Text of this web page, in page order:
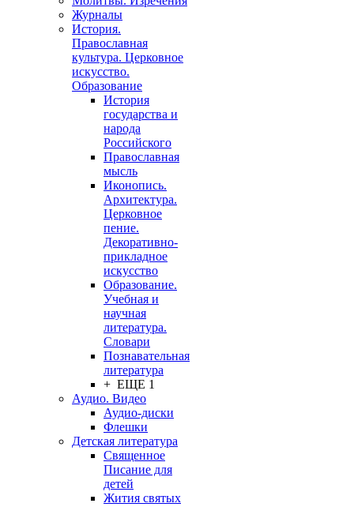
Журналы
История.
Православная
культура. Церковное
искусство.
Образование
История
государства и
народа
Российского
Православная
мысль
Иконопись.
Архитектура.
Церковное
пение.
Декоративно-
прикладное
искусство
Образование.
Учебная и
научная
литература.
Словари
Познавательная
литература
+ ЕЩЕ 1
Аудио. Видео
Аудио-диски
Флешки
Детская литература
Священное
Писание для
детей
Жития святых